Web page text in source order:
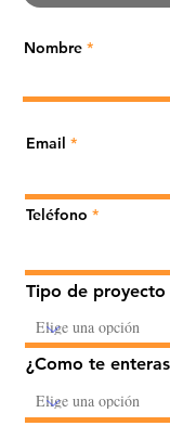
Nombre
Email
Teléfono
Tipo de proyecto
¿Como te